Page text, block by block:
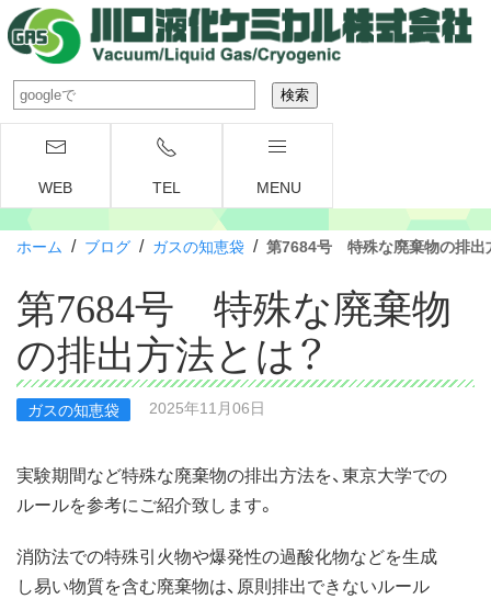
WEB TEL MENU
ホーム / ブログ / ガスの知恵袋 / 第7684号 特殊な廃棄物の排出
第7684号 特殊な廃棄物
の排出方法とは？
ガスの知恵袋 2025年11月06日
実験期間など特殊な廃棄物の排出方法を、東京大学での
ルールを参考にご紹介致します。
消防法での特殊引火物や爆発性の過酸化物などを生成
し易い物質を含む廃棄物は、原則排出できないルール